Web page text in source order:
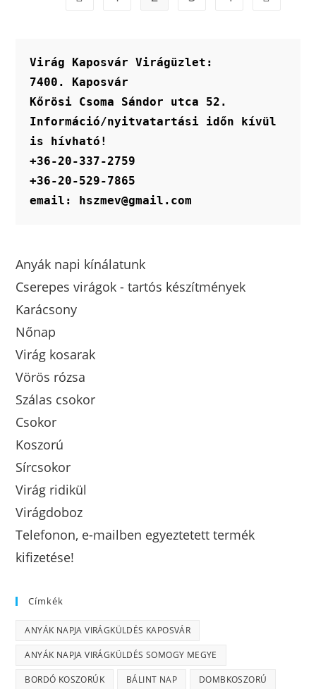
Virág Kaposvár Virágüzlet:
7400. Kaposvár
Kőrösi Csoma Sándor utca 52.
Információ/nyitvatartási időn kívül
is hívható!
+36-20-337-2759
+36-20-529-7865
email: hszmev@gmail.com
Anyák napi kínálatunk
Cserepes virágok - tartós készítmények
Karácsony
Nőnap
Virág kosarak
Vörös rózsa
Szálas csokor
Csokor
Koszorú
Sírcsokor
Virág ridikül
Virágdoboz
Telefonon, e-mailben egyeztetett termék
kifizetése!
Címkék
ANYÁK NAPJA VIRÁGKÜLDÉS KAPOSVÁR
ANYÁK NAPJA VIRÁGKÜLDÉS SOMOGY MEGYE
BORDÓ KOSZORÚK BÁLINT NAP DOMBKOSZORÚ